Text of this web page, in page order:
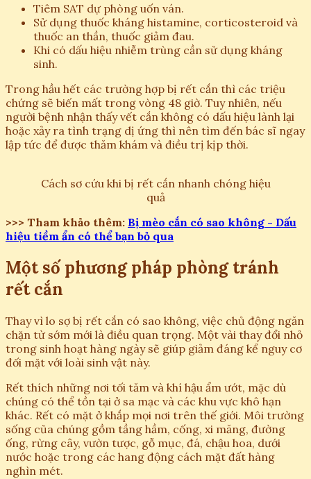
Tiêm SAT dự phòng uốn ván.
Sử dụng thuốc kháng histamine, corticosteroid và
thuốc an thần, thuốc giảm đau.
Khi có dấu hiệu nhiễm trùng cần sử dụng kháng
sinh.
Trong hầu hết các trường hợp bị rết cắn thì các triệu
chứng sẽ biến mất trong vòng 48 giờ. Tuy nhiên, nếu
người bệnh nhận thấy vết cắn không có dấu hiệu lành lại
hoặc xảy ra tình trạng dị ứng thì nên tìm đến bác sĩ ngay
lập tức để được thăm khám và điều trị kịp thời.
Cách sơ cứu khi bị rết cắn nhanh chóng hiệu
quả
>>> Tham khảo thêm: Bị mèo cắn có sao không - Dấu
hiệu tiềm ẩn có thể bạn bỏ qua
Một số phương pháp phòng tránh
rết cắn
Thay vì lo sợ bị rết cắn có sao không, việc chủ động ngăn
chặn từ sớm mới là điều quan trọng. Một vài thay đổi nhỏ
trong sinh hoạt hàng ngày sẽ giúp giảm đáng kể nguy cơ
đối mặt với loài sinh vật này.
Rết thích những nơi tối tăm và khí hậu ẩm ướt, mặc dù
chúng có thể tồn tại ở sa mạc và các khu vực khô hạn
khác. Rết có mặt ở khắp mọi nơi trên thế giới. Môi trường
sống của chúng gồm tầng hầm, cống, xi măng, đường
ống, rừng cây, vườn tược, gỗ mục, đá, chậu hoa, dưới
nước hoặc trong các hang động cách mặt đất hàng
nghìn mét.